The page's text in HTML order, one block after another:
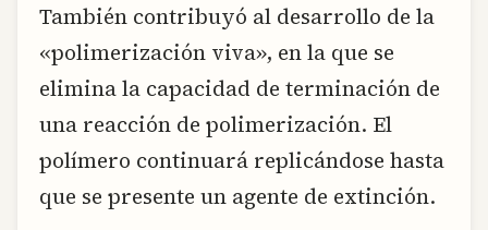
También contribuyó al desarrollo de la
«polimerización viva», en la que se
elimina la capacidad de terminación de
una reacción de polimerización. El
polímero continuará replicándose hasta
que se presente un agente de extinción.